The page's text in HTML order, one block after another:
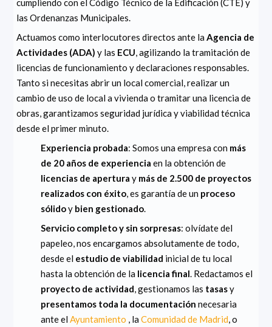
las Ordenanzas Municipales.
Actuamos como interlocutores directos ante la Agencia de
Actividades (ADA) y las ECU , agilizando la tramitación de
licencias de funcionamiento y declaraciones responsables.
Tanto si necesitas abrir un local comercial, realizar un
cambio de uso de local a vivienda o tramitar una licencia de
obras, garantizamos seguridad jurídica y viabilidad técnica
desde el primer minuto.
Experiencia probada: Somos una empresa con más
de 20 años de experiencia en la obtención de
licencias de apertura y más de 2.500 de proyectos
realizados con éxito , es garantía de un proceso
sólidoy bien gestionado
Servicio completo y sin sorpresas: olvídate del
papeleo, nos encargamos absolutamente de todo,
desde el estudio de viabilidad inicial de tu local
hasta la obtención de la licencia final . Redactamos el
proyecto de actividad , gestionamos las tasasy
presentamos toda la documentación necesaria
ante el Ayuntamiento , laComunidad de Madrid , o